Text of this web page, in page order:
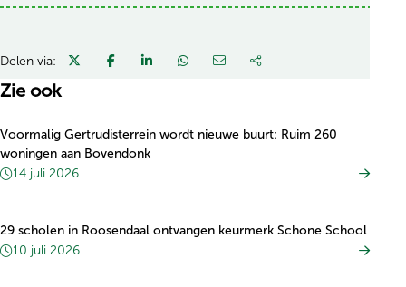
Delen via:
Zie ook
Voormalig Gertrudisterrein wordt nieuwe buurt: Ruim 260
woningen aan Bovendonk
14 juli 2026
29 scholen in Roosendaal ontvangen keurmerk Schone School
10 juli 2026